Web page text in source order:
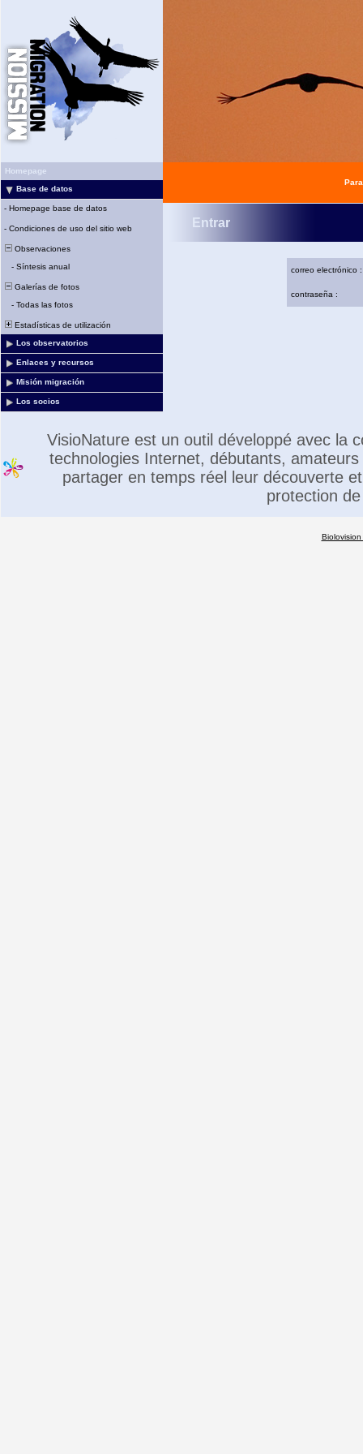
Homepage
Base de datos
- Homepage base de datos
- Condiciones de uso del sitio web
Observaciones
- Síntesis anual
Galerías de fotos
- Todas las fotos
Estadísticas de utilización
Los observatorios
Enlaces y recursos
Misión migración
Los socios
Entrar
correo electrónico :
contraseña :
VisioNature est un outil développé avec la
technologies Internet, débutants,
partager en temps réel leur découverte
protection
Biolovision